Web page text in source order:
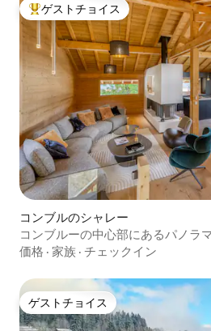
大好評のゲストチョイスです。
ゲストチョイス
コンブルのシャレー
コンブルーの中心部にあるパノラ
ャレー
価格 · 家族 · チェックイン
ゲストチョイス
ゲストチョイス